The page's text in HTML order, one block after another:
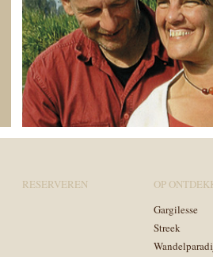
RESERVEREN
OP
Gargilesse
Streek